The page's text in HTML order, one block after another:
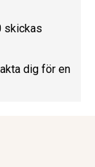
skickas
dig för en